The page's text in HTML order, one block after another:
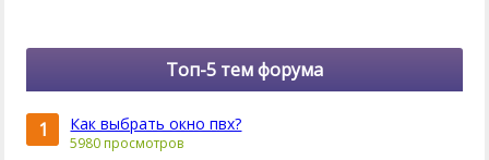
Топ-5 тем форума
1 Как выбрать окно пвх?
5980 просмотров